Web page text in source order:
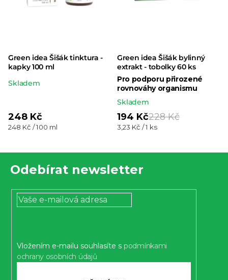
Green idea Šišák tinktura -
kapky 100 ml
Průměrné
produktu
je
z 5
hvězdiček.
Skladem
248 Kč
Měrná
248 Kč / 100 ml
Green idea Šišák bylinný
extrakt - tobolky 60 ks
Pro podporu přirozené
rovnováhy organismu
Skladem
194 Kč228 Kč
Měrná
3,23 Kč / 1 ks
Odebírat newsletter
Vložením e-mailu souhlasíte s podmínkami
ochrany osobních údajů